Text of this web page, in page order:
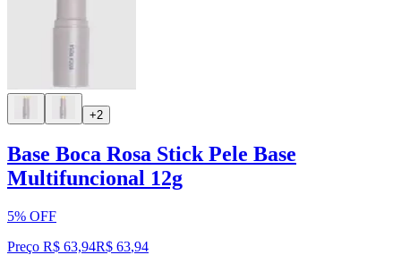
+2
Base Boca Rosa Stick Pele Base
Multifuncional 12g
5% OFF
Preço R$ 63,94R$ 63,94